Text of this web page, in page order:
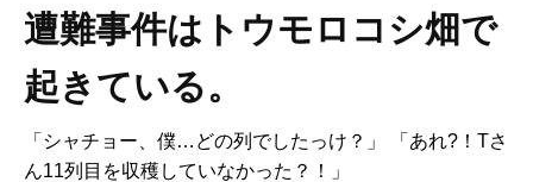
遭難事件はトウモロコシ畑で
起きている。
「シャチョー、僕…どの列でしたっけ？」 「あれ?！Tさ
ん11列目を収穫していなかった？！」